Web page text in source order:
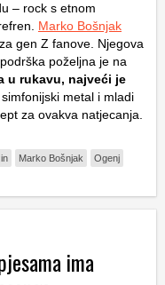
– rock s etnom
Marko Bošnjak
gen Z fanove. Njegova
poželjna je na
u rukavu, najveći je
metal i mladi
za ovakva natjecanja.
Marko Bošnjak Ogenj
ima